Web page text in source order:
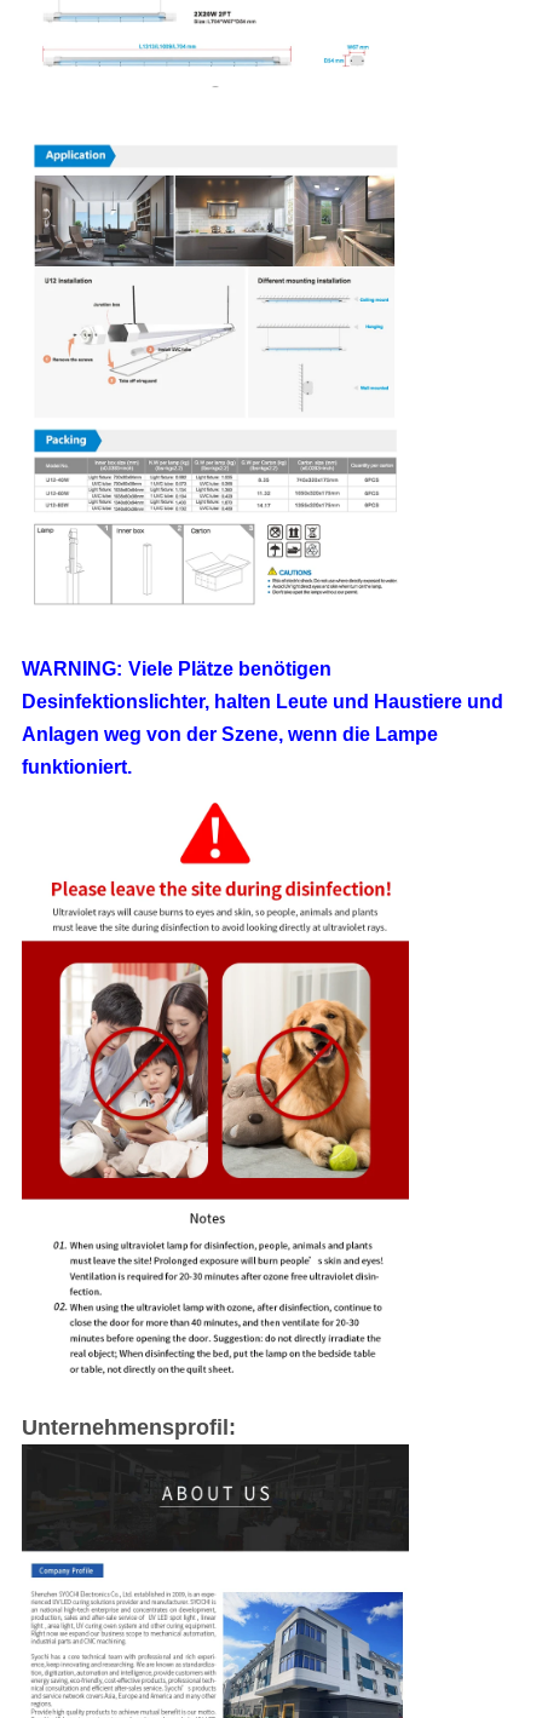
WARNING: Viele Plätze benötigen
Desinfektionslichter, halten Leute und Haustiere und
Anlagen weg von der Szene, wenn die Lampe
funktioniert.
Unternehmensprofil: